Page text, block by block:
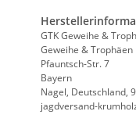
GTK Geweihe &
Geweihe &
Pfauntsch-Str. 7
Bayern
Nagel, Deutschland,
jagdversand-